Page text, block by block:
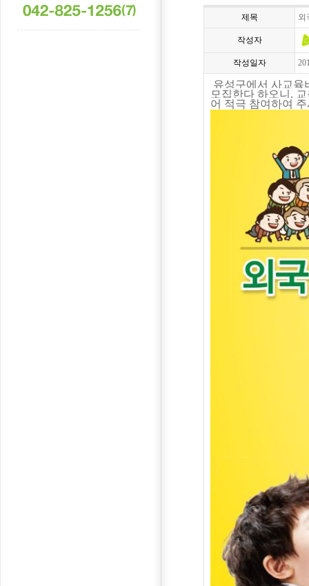
제목 외
작성자
작성일자
유성구에서 사교육
모집한다 하오니 ,
어 적극 참여하여